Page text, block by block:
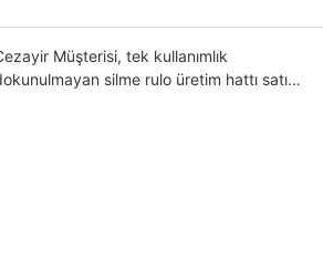
Müşterisi, tek kullanımlık
silme rulo üretim hattı satın